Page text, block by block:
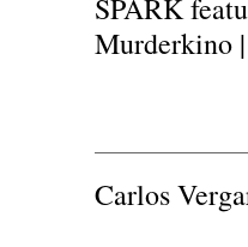
SPARK
Murderkino
Carlos